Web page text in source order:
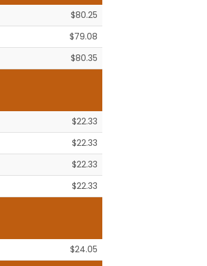
$80.25
$79.08
$80.35
$22.33
$22.33
$22.33
$22.33
$24.05